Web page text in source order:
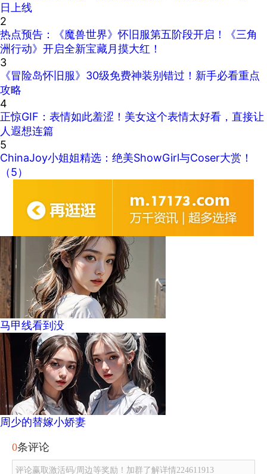
日上线
2
热点预告：《魔兽世界》怀旧服第五阶段开启！《三角
洲行动》开启全新宝藏月摸大红！
3
《冒险岛怀旧服》30级免费神装别错过！新手必看重点
攻略
4
正惊GIF：表情如此羞涩！美女这个表情太好看，直接让
人遐想连篇
5
ChinaJoy小姐姐精选：绝美ShowGirl与Coser大赏！
（5）
马甲线看到没
周少的替嫁小娇妻
0条评论
评论赢取激活码/周边等奖励！加群了解详情224611913